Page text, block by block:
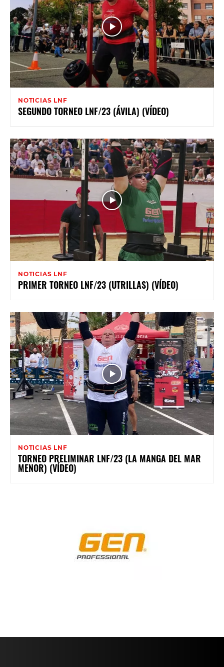
NOTICIAS LNF
SEGUNDO TORNEO LNF/23 (ÁVILA) (VÍDEO)
NOTICIAS LNF
PRIMER TORNEO LNF/23 (UTRILLAS) (VÍDEO)
NOTICIAS LNF
TORNEO PRELIMINAR LNF/23 (LA MANGA DEL MAR
MENOR) (VÍDEO)